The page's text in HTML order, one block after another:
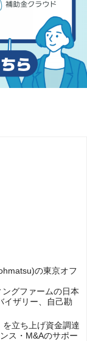
の東京オフ
グファームの日本
イザリー、自己勘
立ち上げ資金調達
ス・M&Aのサポー